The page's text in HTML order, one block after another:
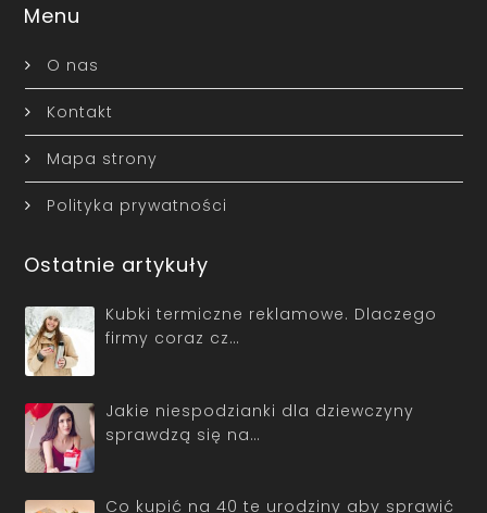
Menu
O nas
Kontakt
Mapa strony
Polityka prywatności
Ostatnie artykuły
Kubki termiczne reklamowe. Dlaczego
firmy coraz cz…
Jakie niespodzianki dla dziewczyny
sprawdzą się na…
Co kupić na 40 te urodziny aby sprawić